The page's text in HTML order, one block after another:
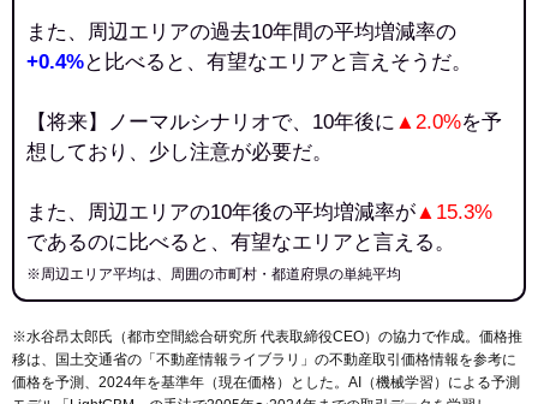
また、周辺エリアの過去10年間の平均増減率の
+0.4%と比べると、有望なエリアと言えそうだ。
【将来】ノーマルシナリオで、10年後に ▲2.0%を予
想しており、少し注意が必要だ。
また、周辺エリアの10年後の平均増減率が▲15.3%
であるのに比べると、有望なエリアと言える。
※周辺エリア平均は、周囲の市町村・都道府県の単純平均
※水谷昂太郎氏（都市空間総合研究所 代表取締役CEO）の協力で作成。価格推
移は、国土交通省の「 不動産情報ライブラリ 」の不動産取引価格情報を参考に
価格を予測、2024年を基準年（現在価格）とした。AI（機械学習）による予測